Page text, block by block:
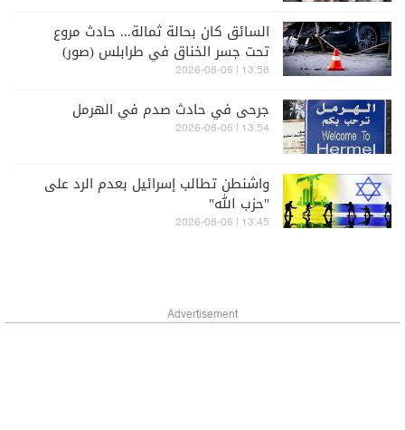
السائق كان بحالة ثمالة... حادث مروع
تحت جسر الخناق في طرابلس (صور)
13:58 | 2026-08-06
جرحى في حادث صدم في الهرمل
13:54 | 2026-08-06
واشنطن تطالب إسرائيل بعدم الرد على
"حزب الله"
13:45 | 2026-08-06
Advertisement